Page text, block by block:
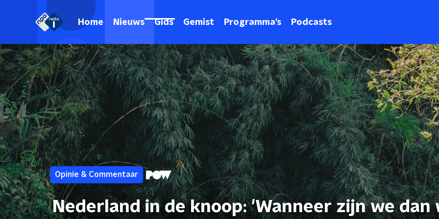
Home Nieuws Gids Gemist Programma's Podcasts
Opinie & Commentaar
Nederland in de knoop: 'Wanneer zijn we dan